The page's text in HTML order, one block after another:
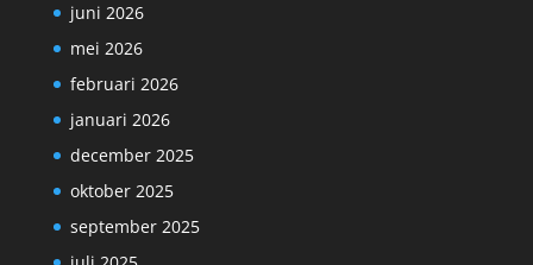
juni 2026
mei 2026
februari 2026
januari 2026
december 2025
oktober 2025
september 2025